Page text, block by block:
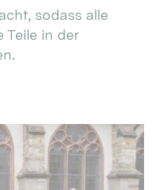
sodass alle
Teile in der